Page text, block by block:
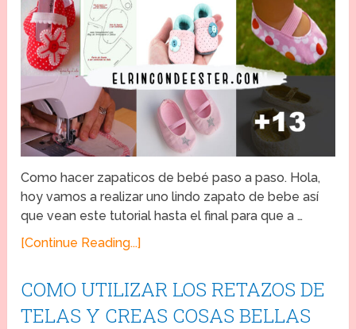
Como hacer zapaticos de bebé paso a paso. Hola,
hoy vamos a realizar uno lindo zapato de bebe así
que vean este tutorial hasta el final para que a …
[Continue Reading...]
COMO UTILIZAR LOS RETAZOS DE
TELAS Y CREAS COSAS BELLAS